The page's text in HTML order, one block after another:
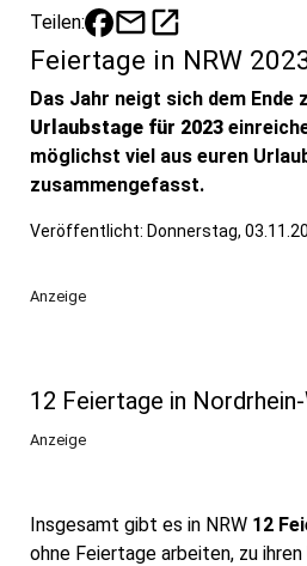
Teilen: mailopen_in_new
Feiertage in NRW
Das Jahr neigt sich dem
Urlaubstage für 2023
möglichst viel aus euren
zusammengefasst.
Veröffentlicht: Donnerstag,
Anzeige
12 Feiertage in
Anzeige
Insgesamt gibt es in NRW 12
ohne Feiertage arbeiten, zu